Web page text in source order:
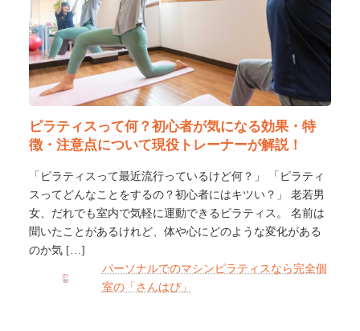
ピラティスって何？初心者が気になる効果・特
徴・注意点について現役トレーナーが解説！
「ピラティスって最近流行っているけど何？」 「ピラティ
スってどんなことをするの？初心者にはキツい？」 老若男
女、だれでも室内で気軽に運動できるピラティス。 名前は
聞いたことがあるけれど、体や心にどのような変化がある
のか気 […]
パーソナルでのマシンピラティスなら完全個
室の「さんはぴ」